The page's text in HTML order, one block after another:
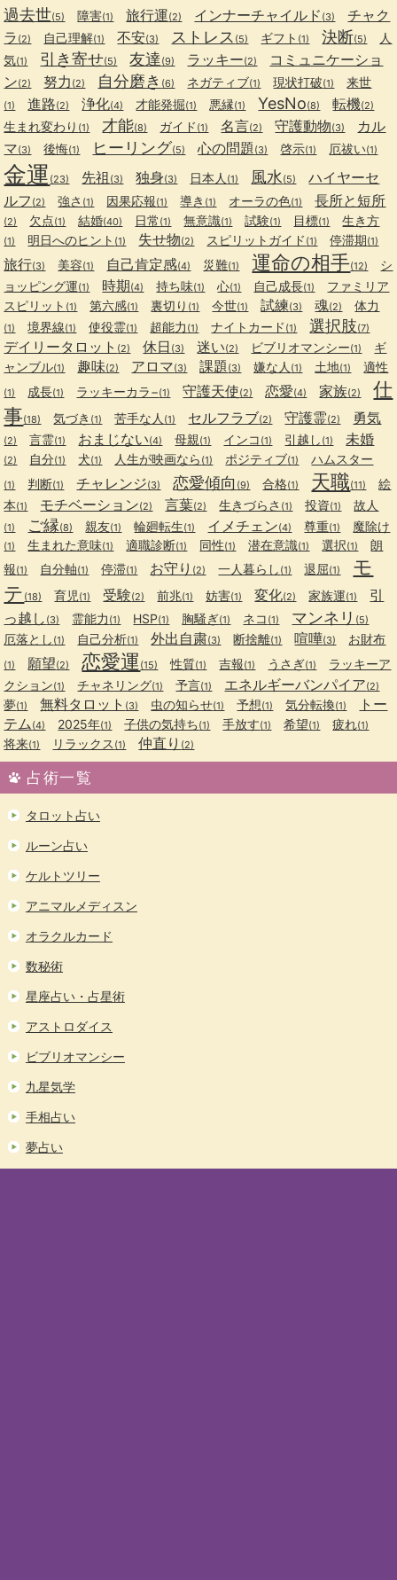
過去世(5) 障害(1) 旅行運(2) インナーチャイルド (3)
チャク
ラ (2) 自己理解(1) 不安(3) ストレス (5) ギフト (1) 決断(5)
人
気(1) 引き寄せ(5) 友達 (9) ラッキー(2)
コミュニケーショ
ン(2) 努力 (2) 自分磨き (6) ネガティブ(1) 現状打破(1) 来世
(1) 進路(2) 浄化(4) 才能発掘(1) 悪縁(1) YesNo(8) 転機(2)
生まれ変わり (1) 才能(8) ガイド (1) 名言(2) 守護動物(3)
カル
マ(3) 後悔(1) ヒーリング(5) 心の問題 (3) 啓示(1) 厄祓い(1)
金運 (23) 先祖 (3) 独身(3) 日本人 (1) 風水(5)
ハイヤーセ
ルフ (2) 強さ (1) 因果応報(1) 導き (1) オーラの色(1) 長所と短所
(2) 欠点(1) 結婚(40) 日常 (1) 無意識(1) 試験(1) 目標(1) 生き方
(1) 明日へのヒント (1) 失せ物(2) スピリットガイド (1) 停滞期(1)
旅行(3) 美容(1) 自己肯定感(4) 災難(1) 運命の相手(12)
シ
ョッピング運(1) 時期(4) 持ち味(1) 心(1) 自己成長(1)
ファミリア
スピリット (1) 第六感(1) 裏切り (1) 今世(1) 試練(3) 魂(2) 体力
(1) 境界線(1) 使役霊(1) 超能力 (1) ナイトカード (1) 選択肢(7)
デイリータロット (2) 休日 (3) 迷い(2) ビブリオマンシー(1)
ギ
ャンブル(1) 趣味(2) アロマ(3) 課題 (3) 嫌な人 (1) 土地(1) 適性
(1) 成長(1) ラッキーカラ−(1) 守護天使(2) 恋愛(4) 家族(2)
仕
事(18) 気づき (1) 苦手な人 (1) セルフラブ(2) 守護霊(2) 勇気
(2) 言霊(1) おまじない(4) 母親(1) インコ (1) 引越し (1) 未婚
(2) 自分(1) 犬(1) 人生が映画なら (1) ポジティブ(1) ハムスター
(1) 判断(1) チャレンジ(3) 恋愛傾向 (9) 合格(1) 天職(11)
絵
本(1) モチベーション(2) 言葉(2) 生きづらさ (1) 投資(1) 故人
(1) ご縁(8) 親友(1) 輪廻転生(1) イメチェン(4) 尊重(1) 魔除け
(1) 生まれた意味(1) 適職診断(1) 同性(1) 潜在意識(1) 選択(1)
朗
報(1) 自分軸(1) 停滞(1) お守り (2) 一人暮らし (1) 退屈(1)
モ
テ (18) 育児 (1) 受験(2) 前兆(1) 妨害(1) 変化(2) 家族運(1)
引
っ越し (3) 霊能力 (1) HSP(1) 胸騒ぎ(1) ネコ (1) マンネリ (5)
厄落とし (1) 自己分析(1) 外出自粛(3) 断捨離(1) 喧嘩(3) お財布
(1) 願望(2) 恋愛運 (15) 性質(1) 吉報(1) うさぎ(1)
ラッキーア
クション(1) チャネリング(1) 予言(1) エネルギーバンパイア(2)
夢(1) 無料タロット (3) 虫の知らせ(1) 予想(1) 気分転換(1)
トー
テム (4) 2025年(1) 子供の気持ち(1) 手放す(1) 希望(1) 疲れ(1)
将来(1) リラックス (1) 仲直り (2)
占術一覧
タロット占い
ルーン占い
ケルトツリー
アニマルメディスン
オラクルカード
数秘術
星座占い・占星術
アストロダイス
ビブリオマンシー
九星気学
手相占い
夢占い